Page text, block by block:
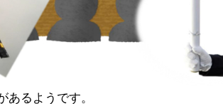
あるようです。